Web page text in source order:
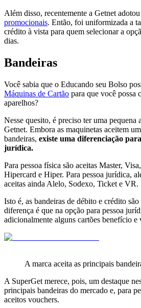
Além disso, recentemente a Getnet adotou
promocionais. Então, foi uniformizada a
crédito à vista para quem selecionar a
dias.
Bandeiras
Você sabia que o Educando seu Bolso
Máquinas de Cartão para que você possa
aparelhos?
Nesse quesito, é preciso ter uma pequena
Getnet. Embora as maquinetas aceitem
bandeiras, existe uma diferenciação
jurídica.
Para pessoa física são aceitas Master,
Hipercard e Hiper. Para pessoa jurídica,
aceitas ainda Alelo, Sodexo, Ticket e VR.
Isto é, as bandeiras de débito e crédito
diferença é que na opção para pessoa
adicionalmente alguns cartões benefício e
A marca aceita as principais
A SuperGet merece, pois, um destaque
principais bandeiras do mercado e, para
aceitos vouchers.